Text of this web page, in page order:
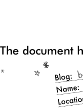
The document